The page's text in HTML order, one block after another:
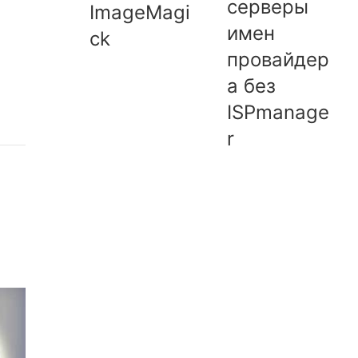
ImageMagi
ck
серверы
имен
провайдер
а без
ISPmanage
r